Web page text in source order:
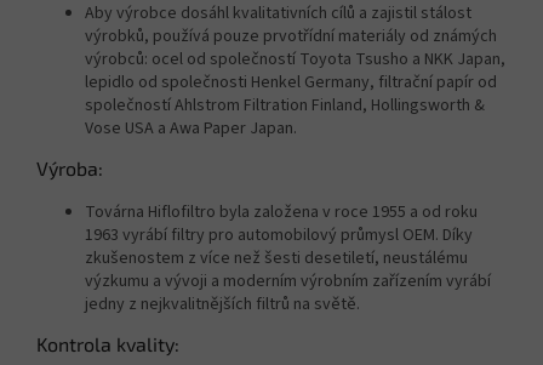
Aby výrobce dosáhl kvalitativních cílů a zajistil stálost
výrobků, používá pouze prvotřídní materiály od známých
výrobců: ocel od společností Toyota Tsusho a NKK Japan,
lepidlo od společnosti Henkel Germany, filtrační papír od
společností Ahlstrom Filtration Finland, Hollingsworth &
Vose USA a Awa Paper Japan.
Výroba:
Továrna Hiflofiltro byla založena v roce 1955 a od roku
1963 vyrábí filtry pro automobilový průmysl OEM. Díky
zkušenostem z více než šesti desetiletí, neustálému
výzkumu a vývoji a moderním výrobním zařízením vyrábí
jedny z nejkvalitnějších filtrů na světě.
Kontrola kvality: